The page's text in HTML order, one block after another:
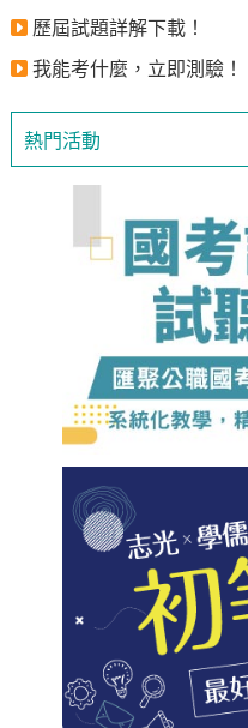
歷屆試題詳解下載！
我能考什麼，立即測驗！
熱門活動